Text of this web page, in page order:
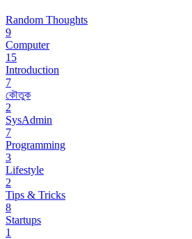
Random Thoughts
9
Computer
15
Introduction
7
কৌতুক
2
SysAdmin
7
Programming
3
Lifestyle
2
Tips & Tricks
8
Startups
1